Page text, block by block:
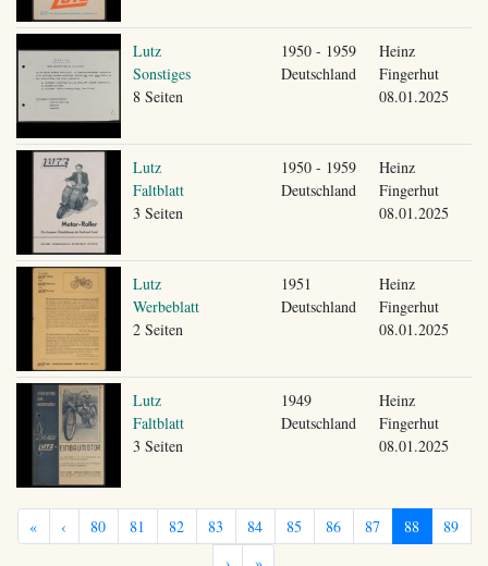
Lutz
Sonstiges
8 Seiten
1950 - 1959
Deutschland
Heinz
Fingerhut
08.01.2025
Lutz
Faltblatt
3 Seiten
1950 - 1959
Deutschland
Heinz
Fingerhut
08.01.2025
Lutz
Werbeblatt
2 Seiten
1951
Deutschland
Heinz
Fingerhut
08.01.2025
Lutz
Faltblatt
3 Seiten
1949
Deutschland
Heinz
Fingerhut
08.01.2025
« ‹ 80 81 82 83 84 85 86 87 88
89
›
»